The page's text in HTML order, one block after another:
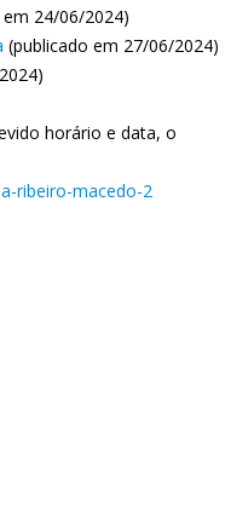
24/06/2024)
(publicado em 27/06/2024)
horário e data, o
ribeiro-macedo-2